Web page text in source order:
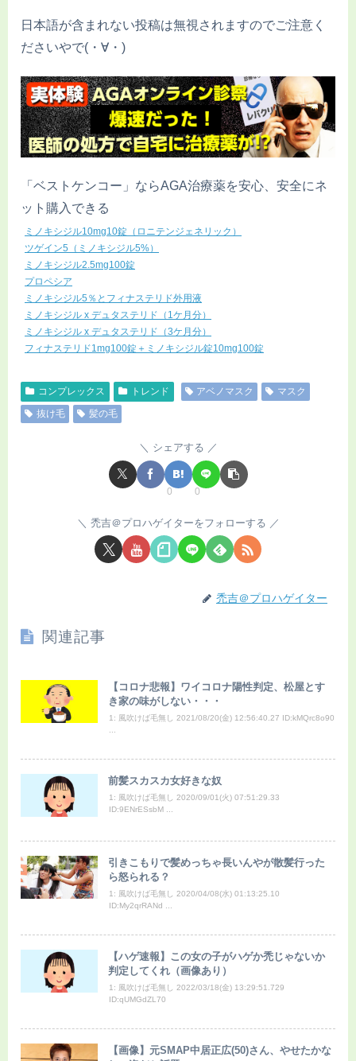
日本語が含まれない投稿は無視されますのでご注意く
ださいやで(・∀・)
「ベストケンコー」ならAGA治療薬を安心、安全にネ
ット購入できる
ミノキシジル10mg10錠（ロニテンジェネリック）
ツゲイン5（ミノキシジル5%）
ミノキシジル2.5mg100錠
プロペシア
ミノキシジル5％とフィナステリド外用液
ミノキシジル x デュタステリド（1ケ月分）
ミノキシジル x デュタステリド（3ケ月分）
フィナステリド1mg100錠＋ミノキシジル錠10mg100錠
コンプレックス トレンド アベノマスク
マスク
抜け毛
髪の毛
シェアする
0 0
禿吉＠プロハゲイターをフォローする
禿吉＠プロハゲイター
関連記事
【コロナ悲報】ワイコロナ陽性判定、松屋とす
き家の味がしない・・・
1: 風吹けば毛無し 2021/08/20(金) 12:56:40.27 ID:kMQrc8o90
前髪スカスカ女好きな奴
1: 風吹けば毛無し 2020/09/01(火) 07:51:29.33
ID:9ENrESsbM ...
引きこもりで髪めっちゃ長いんやが散髪行った
ら怒られる？
1: 風吹けば毛無し 2020/04/08(水) 01:13:25.10
ID:My2qrRANd ...
【ハゲ速報】この女の子がハゲか禿じゃないか
判定してくれ（画像あり）
1: 風吹けば毛無し 2022/03/18(金) 13:29:51.729
ID:qUMGdZL70
【画像】元SMAP中居正広(50)さん、やせたかな